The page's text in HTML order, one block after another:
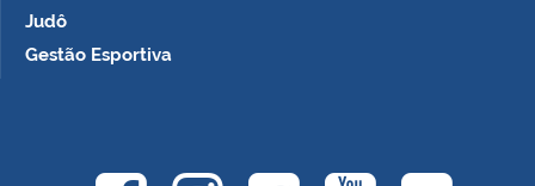
Judô
Gestão Esportiva